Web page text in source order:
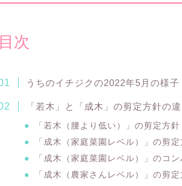
目次
うちのイチジクの2022年5月の様子
「若木」と「成木」の剪定方針の
「若木（腰より低い）」の剪定方針
「成木（家庭菜園レベル）」の剪定
「成木（家庭菜園レベル）」のコ
「成木（農家さんレベル）」の剪定